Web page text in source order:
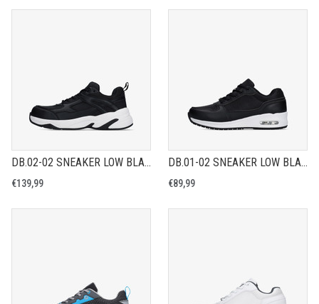
DB.02-02 SNEAKER LOW BLACK-WHITE | CHUNCKY TRENDY UNISEX VEILIGHEIDSSNEAKER
€139,99
DB.01-02 SNEAKER LOW BLACK-WHITE
€89,99